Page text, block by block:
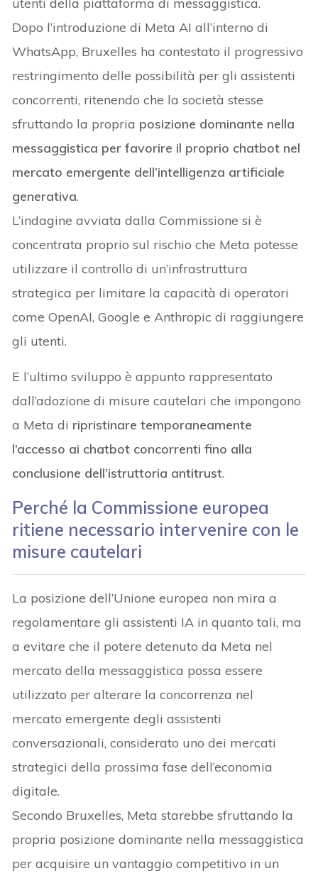
Dopo l’introduzione di Meta AI all’interno di
WhatsApp, Bruxelles ha contestato il progressivo
restringimento delle possibilità per gli assistenti
concorrenti, ritenendo che la società stesse
sfruttando la propria posizione dominante nella
messaggistica per favorire il proprio chatbot nel
mercato emergente dell’intelligenza artificiale
generativa.
L’indagine avviata dalla Commissione si è
concentrata proprio sul rischio che Meta potesse
utilizzare il controllo di un’infrastruttura
strategica per limitare la capacità di operatori
come OpenAI, Google e Anthropic di raggiungere
gli utenti.
E l’ultimo sviluppo è appunto rappresentato
dall’adozione di misure cautelari che impongono
a Meta di ripristinare temporaneamente
l’accesso ai chatbot concorrenti fino alla
conclusione dell’istruttoria antitrust.
Perché la Commissione europea
ritiene necessario intervenire con le
misure cautelari
La posizione dell’Unione europea non mira a
regolamentare gli assistenti IA in quanto tali, ma
a evitare che il potere detenuto da Meta nel
mercato della messaggistica possa essere
utilizzato per alterare la concorrenza nel
mercato emergente degli assistenti
conversazionali, considerato uno dei mercati
strategici della prossima fase dell’economia
digitale.
Secondo Bruxelles, Meta starebbe sfruttando la
propria posizione dominante nella messaggistica
per acquisire un vantaggio competitivo in un